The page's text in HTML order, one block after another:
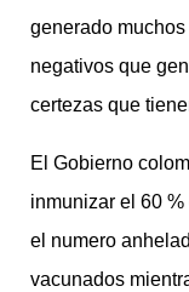
generado
negativos que
certezas que
El Gobierno
inmunizar el 60
el numero
vacunados